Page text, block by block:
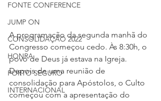
FONTE CONFERENCE
JUMP ON
CONSOLIDAÇÃO 2022
HONRA
PORTO SEGURO
INTERNACIONAL
A programação da segunda manhã do
Congresso começou cedo. Às 8:30h, o
povo de Deus já estava na Igreja.
Depois de uma reunião de
consolidação para Apóstolos, o Culto
começou com a apresentação do